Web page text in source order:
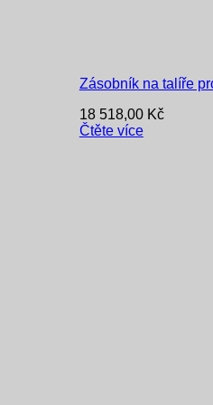
Zásobník na talíře
18 518,00 Kč
Čtěte více